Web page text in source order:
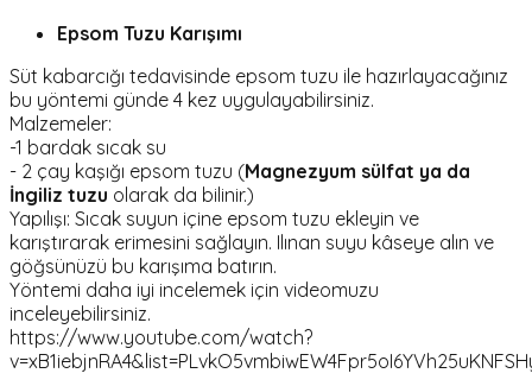
Epsom Tuzu Karışımı
Süt kabarcığı tedavisinde epsom tuzu ile hazırlayacağınız
bu yöntemi günde 4 kez uygulayabilirsiniz.
Malzemeler:
-1 bardak sıcak su
- 2 çay kaşığı epsom tuzu (Magnezyum sülfat ya da
İngiliz tuzu olarak da bilinir.)
Yapılışı: Sıcak suyun içine epsom tuzu ekleyin ve
karıştırarak erimesini sağlayın. Ilınan suyu kâseye alın ve
göğsünüzü bu karışıma batırın.
Yöntemi daha iyi incelemek için videomuzu
inceleyebilirsiniz.
https://www.youtube.com/watch?